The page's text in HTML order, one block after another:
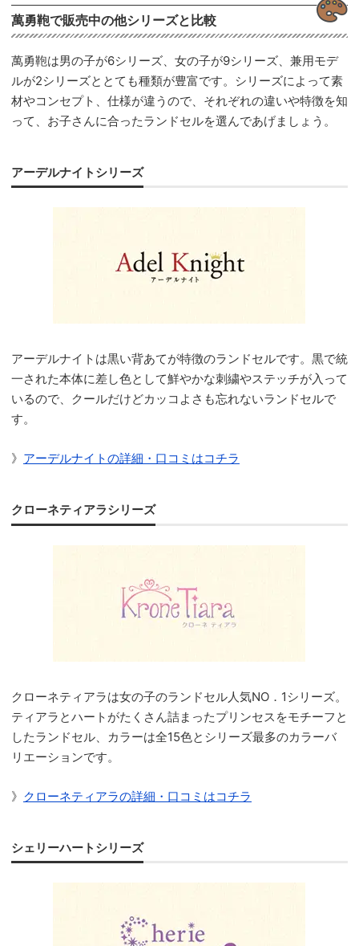
萬勇鞄で販売中の他シリーズと比較
萬勇鞄は男の子が6シリーズ、女の子が9シリーズ、兼用モデ
ルが2シリーズととても種類が豊富です。シリーズによって素
材やコンセプト、仕様が違うので、それぞれの違いや特徴を知
って、お子さんに合ったランドセルを選んであげましょう。
アーデルナイトシリーズ
アーデルナイトは黒い背あてが特徴のランドセルです。黒で統
一された本体に差し色として鮮やかな刺繍やステッチが入って
いるので、クールだけどカッコよさも忘れないランドセルで
す。
》 アーデルナイトの詳細・口コミはコチラ
クローネティアラシリーズ
クローネティアラは女の子のランドセル人気NO．1シリーズ。
ティアラとハートがたくさん詰まったプリンセスをモチーフと
したランドセル、カラーは全15色とシリーズ最多のカラーバ
リエーションです。
》 クローネティアラの詳細・口コミはコチラ
シェリーハートシリーズ